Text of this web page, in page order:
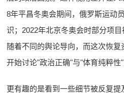
8年平昌冬奥会期间，俄罗斯运动
识；2022年北京冬奥会时部分项
随着不同的舆论导向，而这次恢
开始讨论"政治正确"与"体育纯粹性"
更有趣的是看到一些细节被反复